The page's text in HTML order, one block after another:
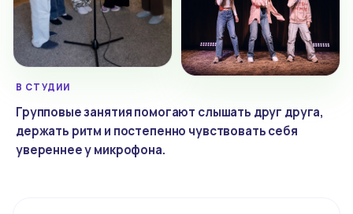
В СТУДИИ
Групповые занятия помогают слышать друг друга,
держать ритм и постепенно чувствовать себя
увереннее у микрофона.